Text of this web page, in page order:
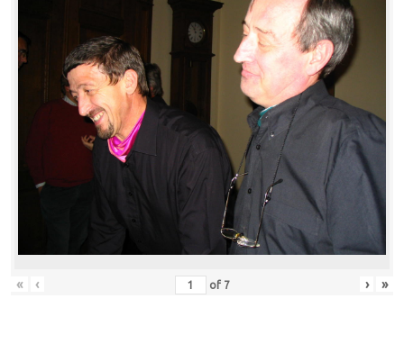
« ‹ of 7 › »